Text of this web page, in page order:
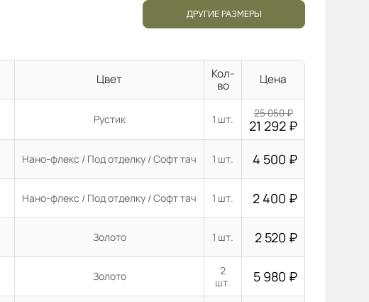
ДРУГИЕ РАЗМЕРЫ
Цвет
Кол-
во
Цена
Рустик 1 шт. 25 050₽
21 292 ₽
Нано-флекс / Под отделку / Софт тач 1 шт. 4 500 ₽
Нано-флекс / Под отделку / Софт тач 1 шт. 2 400 ₽
Золото 1 шт. 2 520 ₽
Золото
2
шт.
5 980 ₽